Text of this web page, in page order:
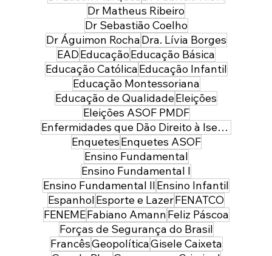
Dr Matheus Ribeiro
Dr Sebastião Coelho
Dr Águimon RochaDra. Lívia Borges
EADEducaçãoEducação Básica
Educação CatólicaEducação Infantil
Educação Montessoriana
Educação de QualidadeEleições
Eleições ASOF PMDF
Enfermidades que Dão Direito à Isenção de Imposto de Renda
EnquetesEnquetes ASOF
Ensino Fundamental
Ensino Fundamental I
Ensino Fundamental IIEnsino Infantil
EspanholEsporte e LazerFENATCO
FENEMEFabiano AmannFeliz Páscoa
Forças de Segurança do Brasil
FrancêsGeopolíticaGisele Caixeta